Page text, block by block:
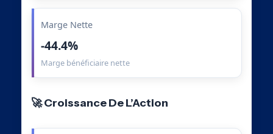
Marge Nette
-44.4%
Marge bénéficiaire nette
🚀 Croissance De L’Action